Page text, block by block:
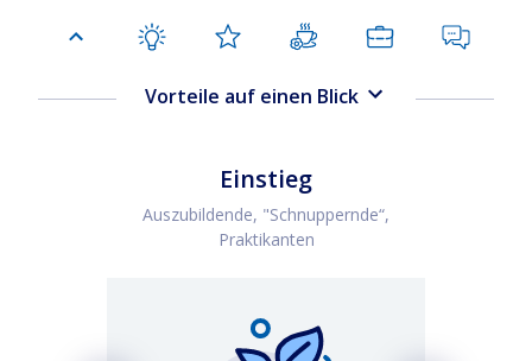
Vorteile auf einen Blick
Einstieg
Auszubildende, "Schnuppernde“,
Praktikanten